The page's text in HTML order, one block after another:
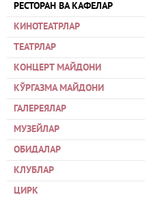
РЕСТОРАН ВА КАФЕЛАР
КИНОТЕАТРЛАР
ТЕАТРЛАР
КОНЦЕРТ МАЙДОНИ
КЎРГАЗМА МАЙДОНИ
ГАЛЕРЕЯЛАР
МУЗЕЙЛАР
ОБИДАЛАР
КЛУБЛАР
ЦИРК